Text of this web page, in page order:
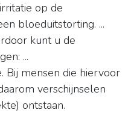
op de
bloeduitstorting. ...
kunt u de
...
Bij mensen die hiervoor
verschijnselen
ontstaan.